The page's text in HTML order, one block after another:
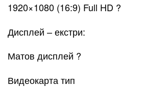
1920×1080 (16:9) Full HD ?
Дисплей – екстри:
Матов дисплей ?
Видеокарта тип